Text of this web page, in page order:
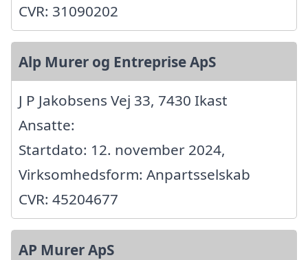
CVR: 31090202
Alp Murer og Entreprise ApS
J P Jakobsens Vej 33, 7430 Ikast
Ansatte:
Startdato: 12. november 2024,
Virksomhedsform: Anpartsselskab
CVR: 45204677
AP Murer ApS